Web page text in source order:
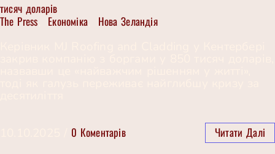
тисяч доларів
The Press
Економіка, Нова Зеландія
0 Коментарів Читати Далі